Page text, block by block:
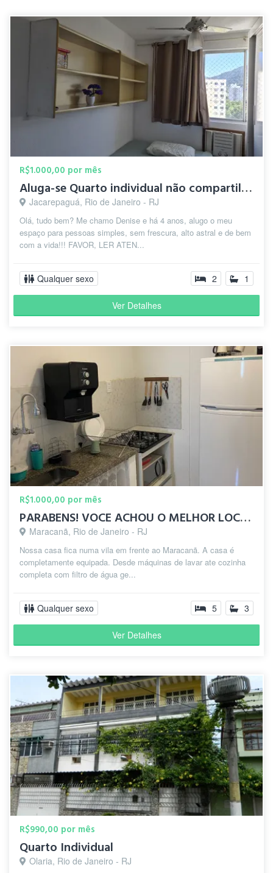
R$1.000,00 por mês
Aluga-se Quarto individual não compartilhado
Jacarepaguá, Rio de Janeiro - RJ
Olá, tudo bem? Me chamo Denise e há 4 anos, alugo o meu
espaço para pessoas simples, sem frescura, alto astral e de bem
com a vida!!! FAVOR, LER ATEN...
Qualquer sexo 2 1
Ver Detalhes
R$1.000,00 por mês
PARABENS! VOCE ACHOU O MELHOR LOCAL DO MARACANÃ !
Maracanã, Rio de Janeiro - RJ
Nossa casa fica numa vila em frente ao Maracanã. A casa é
completamente equipada. Desde máquinas de lavar ate cozinha
completa com filtro de água ge...
Qualquer sexo 5 3
Ver Detalhes
R$990,00 por mês
Quarto Individual
Olaria, Rio de Janeiro - RJ